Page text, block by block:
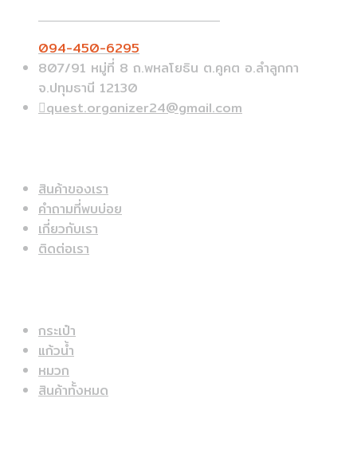
094-450-6295
807/91 หมู่ที่ 8 ถ.พหลโยธิน ต.คูคต อ.ลำลูกกา
จ.ปทุมธานี 12130
quest.organizer24@gmail.com
สินค้าของเรา
คำถามที่พบบ่อย
เกี่ยวกับเรา
ติดต่อเรา
กระเป๋า
แก้วน้ำ
หมวก
สินค้าทั้งหมด